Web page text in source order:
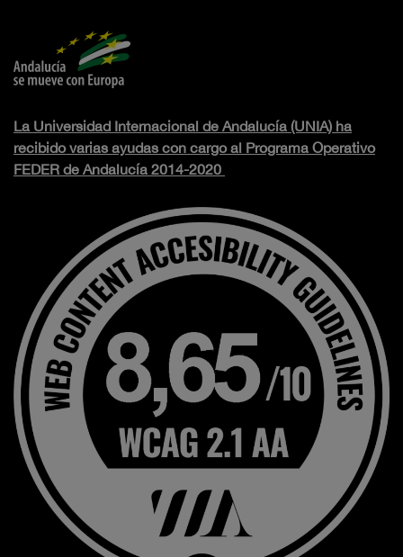
La Universidad Internacional de Andalucía (UNIA) ha
recibido varias ayudas con cargo al Programa Operativo
FEDER de Andalucía 2014-2020